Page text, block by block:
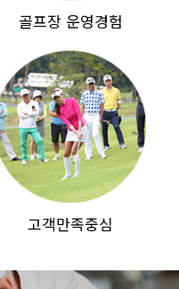
골프장 운영경험
고객만족중심